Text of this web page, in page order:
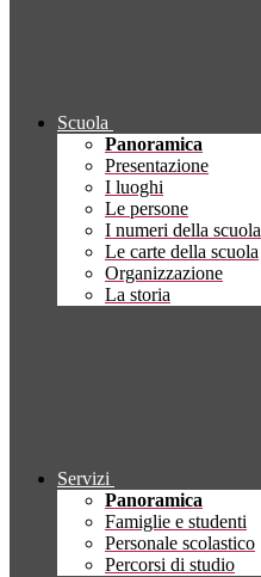
Scuola
Panoramica
Presentazione
I luoghi
Le persone
I numeri della scuola
Le carte della scuola
Organizzazione
La storia
Servizi
Panoramica
Famiglie e studenti
Personale scolastico
Percorsi di studio